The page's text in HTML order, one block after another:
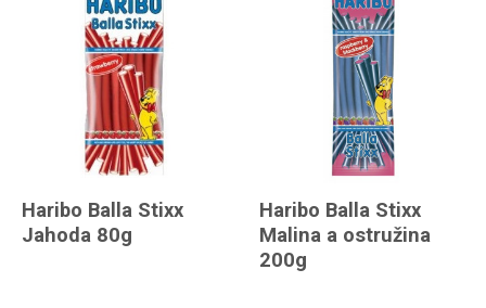
Haribo Balla Stixx
Jahoda 80g
Haribo Balla Stixx
Malina a ostružina
200g